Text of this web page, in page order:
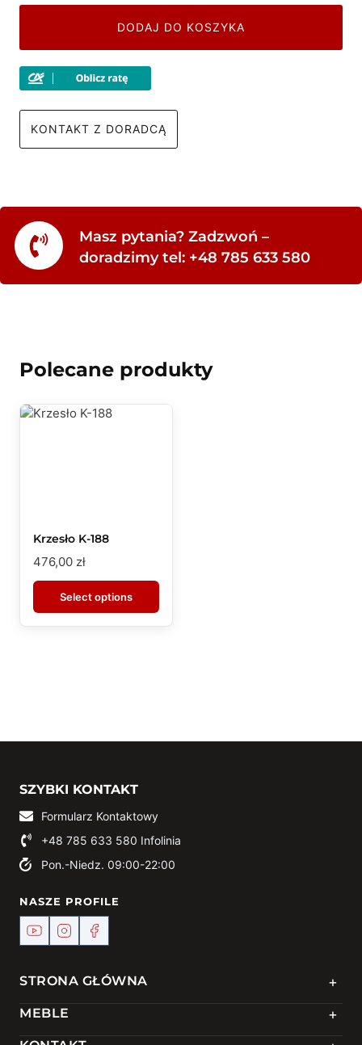
DODAJ DO KOSZYKA
KONTAKT Z DORADCĄ
Masz pytania? Zadzwoń –
doradzimy tel: +48 785 633 580
Polecane produkty
Krzesło K-188
476,00 zł
Select options
SZYBKI KONTAKT
Formularz Kontaktowy
+48 785 633 580 Infolinia
Pon.-Niedz. 09:00-22:00
NASZE PROFILE
STRONA GŁÓWNA +
MEBLE +